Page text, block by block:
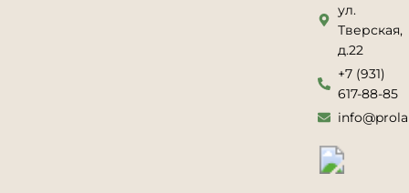
ул.
Тверская,
д.22
+7 (931)
617-88-85